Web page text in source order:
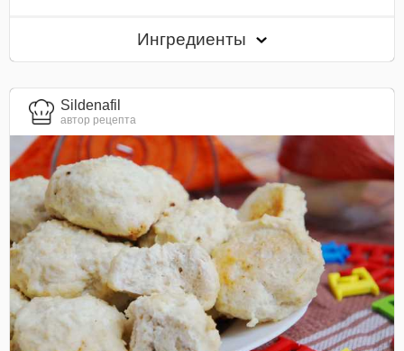
Ингредиенты
Sildenafil
автор рецепта